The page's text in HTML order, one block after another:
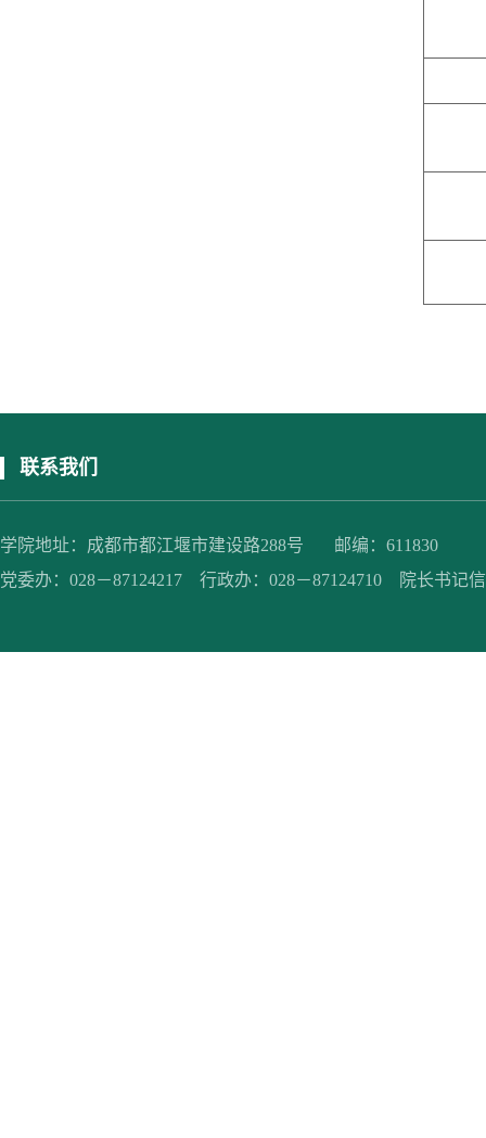
联系我们
学院地址：成都市都江堰市建设路288号 邮编：611830
党委办：028－87124217 行政办：028－87124710 院长书记信